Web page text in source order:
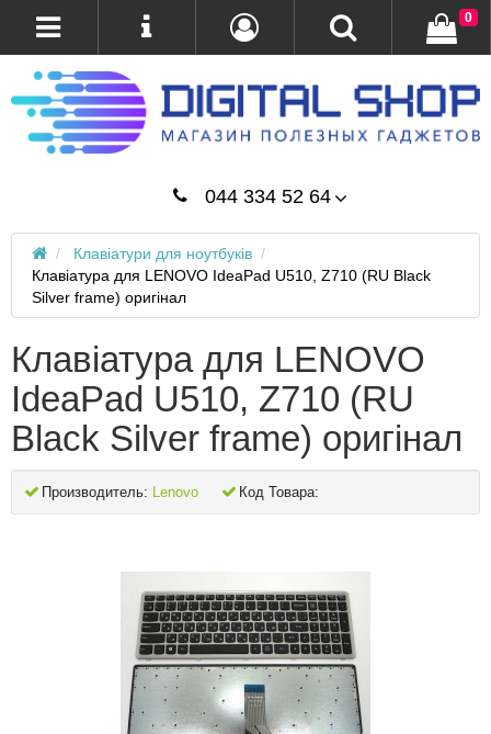
044 334 52 64
0
Клавіатури для ноутбуків
Клавіатура для LENOVO IdeaPad U510, Z710 (RU Black
Silver frame) оригінал
Клавіатура для LENOVO
IdeaPad U510, Z710 (RU
Black Silver frame) оригінал
Производитель: Lenovo Код Товара: